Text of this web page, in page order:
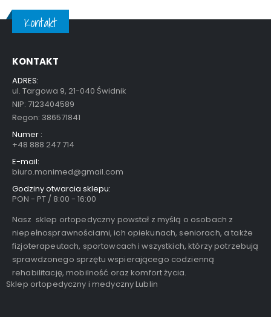
Kontakt
KONTAKT
ADRES:
ul. Targowa 9, 21-040 Świdnik
NIP: 7123404589
Regon: 386571841
Numer :
+48 888 247 714
E-mail:
biuro.monimed@gmail.com
Godziny otwarcia sklepu:
PON - PT / 8:00 - 16:00
Nasz sklep ortopedyczny powstał z myślą o osobach z
niepełnosprawnościami, ich opiekunach, seniorach, a także
fizjoterapeutach, sportowcach i wszystkich, którzy potrzebują
sprawdzonego sprzętu wspierającego codzienną
rehabilitację, mobilność oraz komfort życia.
Sklep ortopedyczny i medyczny Lublin